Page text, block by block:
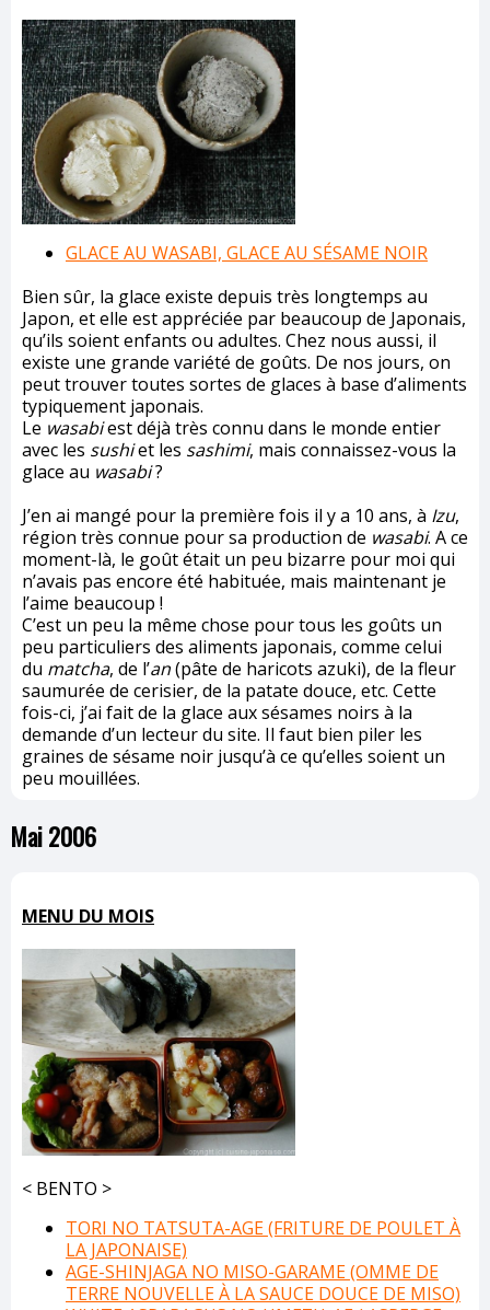
GLACE AU WASABI, GLACE AU SÉSAME NOIR
Bien sûr, la glace existe depuis très longtemps au
Japon, et elle est appréciée par beaucoup de Japonais,
qu’ils soient enfants ou adultes. Chez nous aussi, il
existe une grande variété de goûts. De nos jours, on
peut trouver toutes sortes de glaces à base d’aliments
typiquement japonais.
Le wasabiest déjà très connu dans le monde entier
avec les sushiet les sashimi, mais connaissez-vous la
glace au wasabi?
J’en ai mangé pour la première fois il y a 10 ans, à Izu,
région très connue pour sa production de wasabi. A ce
moment-là, le goût était un peu bizarre pour moi qui
n’avais pas encore été habituée, mais maintenant je
l’aime beaucoup !
C’est un peu la même chose pour tous les goûts un
peu particuliers des aliments japonais, comme celui
du matcha, de l’an(pâte de haricots azuki), de la fleur
saumurée de cerisier, de la patate douce, etc. Cette
fois-ci, j’ai fait de la glace aux sésames noirs à la
demande d’un lecteur du site. Il faut bien piler les
graines de sésame noir jusqu’à ce qu’elles soient un
peu mouillées.
Mai 2006
MENU DU MOIS
< BENTO >
TORI NO TATSUTA-AGE (FRITURE DE POULET À
LA JAPONAISE)
AGE-SHINJAGA NO MISO-GARAME (OMME DE
TERRE NOUVELLE À LA SAUCE DOUCE DE MISO)